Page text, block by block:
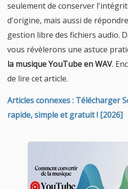
seulement de conserver
d'origine, mais aussi de
gestion libre des fichiers audio.
vous révèlerons une astuce
la musique YouTube en WAV.
de lire cet article.
Articles connexes : Télécharger
rapide, simple et gratuit ! [2026]